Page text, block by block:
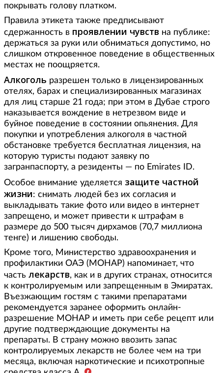
покрывать голову платком.
Правила этикета также предписывают
сдержанность в проявлении чувств на публике:
держаться за руки или обниматься допустимо, но
слишком откровенное поведение в общественных
местах не поощряется.
Алкоголь разрешен только в лицензированных
отелях, барах и специализированных магазинах
для лиц старше 21 года; при этом в Дубае строго
наказывается вождение в нетрезвом виде и
буйное поведение в состоянии опьянения. Для
покупки и употребления алкоголя в частной
обстановке требуется бесплатная лицензия, на
которую туристы подают заявку по
загранпаспорту, а резиденты — по Emirates ID.
Особое внимание уделяется защите частной
жизни: снимать людей без их согласия и
выкладывать такие фото или видео в интернет
запрещено, и может привести к штрафам в
размере до 500 тысяч дирхамов (70,7 миллиона
тенге) и лишению свободы.
Кроме того, Министерство здравоохранения и
профилактики ОАЭ (MOHAP) напоминает, что
часть лекарств, как и в других странах, относится
к контролируемым или запрещенным в Эмиратах.
Въезжающим гостям с такими препаратами
рекомендуется заранее оформить онлайн-
разрешение MOHAP и иметь при себе рецепт или
другие подтверждающие документы на
препараты. В страну можно ввозить запас
контролируемых лекарств не более чем на три
месяца, включая наркотические и психотропные